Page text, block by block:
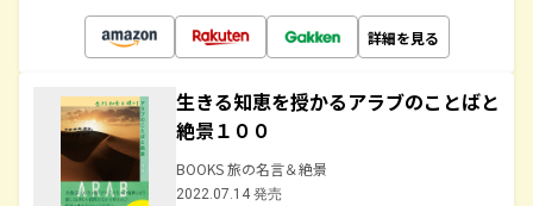
詳細を見る
生きる知恵を授かるアラブのことばと
絶景１００
BOOKS 旅の名言＆絶景
2022.07.14 発売